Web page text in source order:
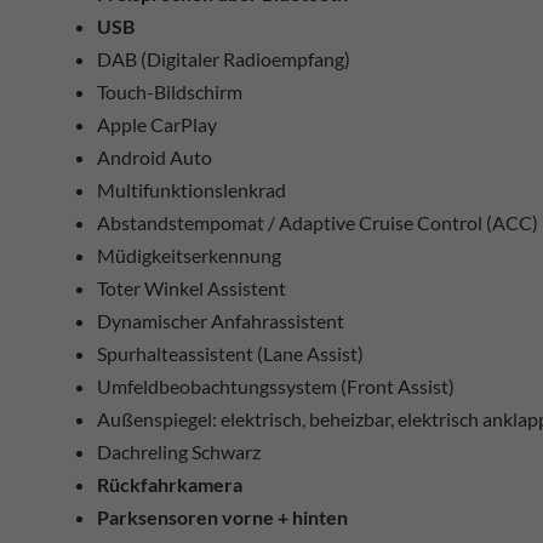
USB
DAB (Digitaler Radioempfang)
Touch-Bildschirm
Apple CarPlay
Android Auto
Multifunktionslenkrad
Abstandstempomat / Adaptive Cruise Control (ACC)
Müdigkeitserkennung
Toter Winkel Assistent
Dynamischer Anfahrassistent
Spurhalteassistent (Lane Assist)
Umfeldbeobachtungssystem (Front Assist)
Außenspiegel: elektrisch, beheizbar, elektrisch
Dachreling Schwarz
Rückfahrkamera
Parksensoren vorne + hinten